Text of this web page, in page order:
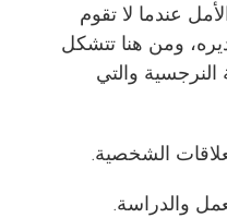
عندما لا تقوم
ومن هنا تتشكل
والتي
الشخصية.
والدراسة.